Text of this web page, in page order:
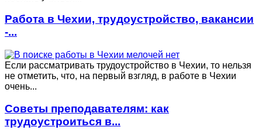
Работа в Чехии, трудоустройство, вакансии
-...
Если рассматривать трудоустройство в Чехии, то нельзя
не отметить, что, на первый взгляд, в работе в Чехии
очень...
Советы преподавателям: как
трудоустроиться в...